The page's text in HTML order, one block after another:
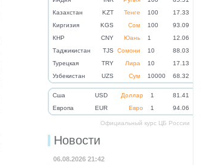
Казахстан
KZT Тенге 100
17.33
Киргизия
KGS Сом 100
93.09
КНР
CNY Юань 1
12.06
Таджикистан
TJS Сомони 10
88.03
Турецкая
TRY Лира 10
17.13
Узбекистан
UZS Сум 10000 68.32
Cша USD Доллар 1
81.41
Eвропа
EUR Евро 1 94.06
Официальный курс ЦБ России
Новости
06.08.2026 21:42